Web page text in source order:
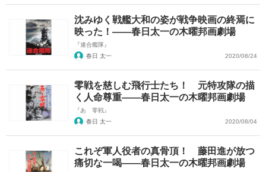
沈みゆく戦艦大和の姿が戦争映画の終焉に
映った！――春日太一の木曜邦画劇場
『連合艦隊』
春日 太一
2020/08/24
零戦を慈しむ飛行士たち！ 元特攻隊の描
く人命尊重――春日太一の木曜邦画劇場
『あゝ零戦』
春日 太一
2020/08/04
これぞ軍人役者の真骨頂！ 藤田進が放つ
痛切な一喝――春日太一の木曜邦画劇場